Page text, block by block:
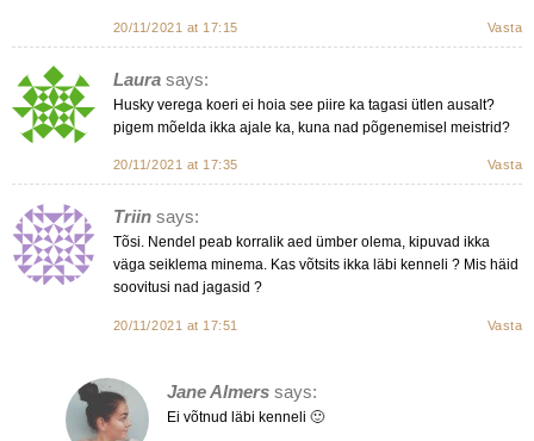
20/11/2021 at 17:15 Vasta
Laura says:
Husky verega koeri ei hoia see piire ka tagasi ütlen ausalt?
pigem mõelda ikka ajale ka, kuna nad põgenemisel meistrid?
20/11/2021 at 17:35 Vasta
Triin says:
Tõsi. Nendel peab korralik aed ümber olema, kipuvad ikka
väga seiklema minema. Kas võtsits ikka läbi kenneli ? Mis häid
soovitusi nad jagasid ?
20/11/2021 at 17:51 Vasta
Jane Almers says:
Ei võtnud läbi kenneli 🙂